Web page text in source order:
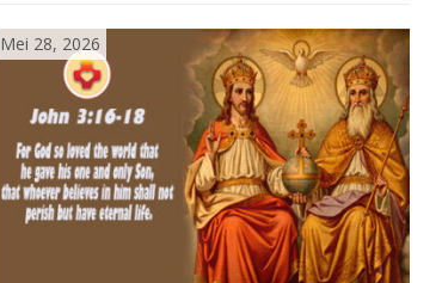
Mei 28, 2026